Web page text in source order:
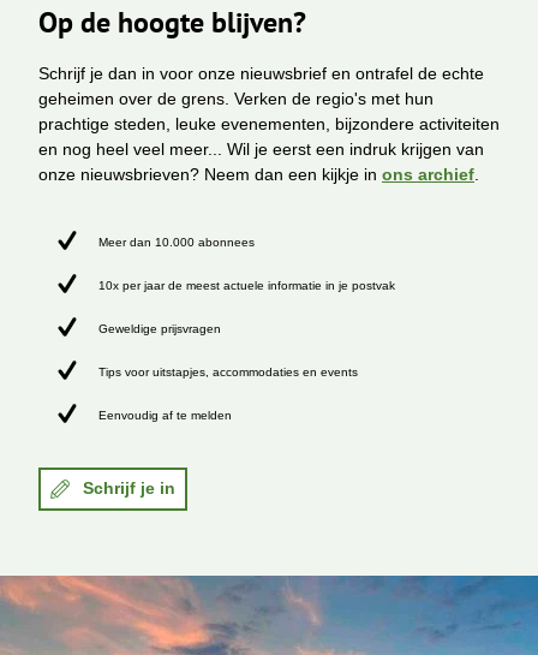
Op de hoogte blijven?
Schrijf je dan in voor onze nieuwsbrief en ontrafel de echte
geheimen over de grens. Verken de regio's met hun
prachtige steden, leuke evenementen, bijzondere activiteiten
en nog heel veel meer... Wil je eerst een indruk krijgen van
onze nieuwsbrieven? Neem dan een kijkje in ons archief
Meer dan 10.000 abonnees
10x per jaar de meest actuele informatie in je postvak
Geweldige prijsvragen
Tips voor uitstapjes, accommodaties en events
Eenvoudig af te melden
Schrijf je in